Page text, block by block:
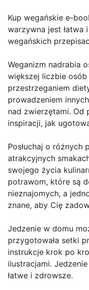
Kup wegańskie e-
warzywna jest łatwa
wegańskich
Weganizm nadrabia
większej liczbie
przestrzeganiem
prowadzeniem
nad zwierzętami. Od
inspiracji, jak
Posłuchaj o różnych
atrakcyjnych
swojego życia
potrawom, które są
nieznajomych, a
znane, aby Cię
Jedzenie w domu
przygotowała setki
instrukcje krok po
ilustracjami.
łatwe i zdrowsze.